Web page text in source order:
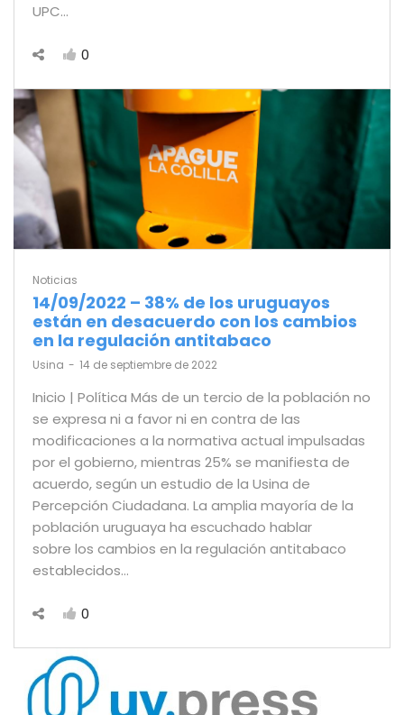
UPC…
0
Noticias
14/09/2022 – 38% de los uruguayos
están en desacuerdo con los cambios
en la regulación antitabaco
by
Usina 14 de septiembre de 2022
Inicio | Política Más de un tercio de la población no
se expresa ni a favor ni en contra de las
modificaciones a la normativa actual impulsadas
por el gobierno, mientras 25% se manifiesta de
acuerdo, según un estudio de la Usina de
Percepción Ciudadana. La amplia mayoría de la
población uruguaya ha escuchado hablar
sobre los cambios en la regulación antitabaco
establecidos…
0